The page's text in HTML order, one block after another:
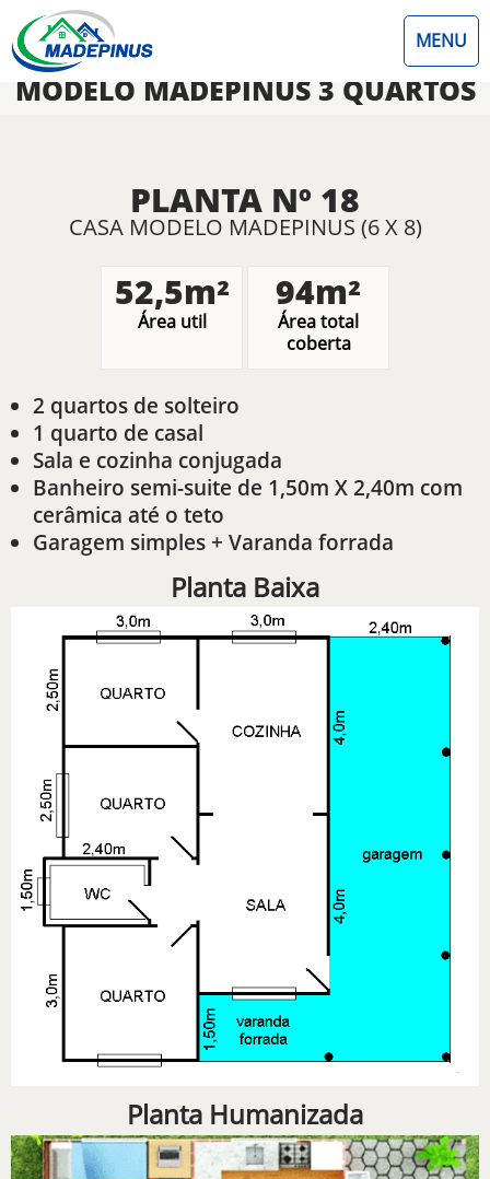
MENU
MODELO MADEPINUS 3 QUARTOS
PLANTA Nº 18
CASA MODELO MADEPINUS (6 X 8)
52,5m²
Área util
94m²
Área total
coberta
2 quartos de solteiro
1 quarto de casal
Sala e cozinha conjugada
Banheiro semi-suite de 1,50m X 2,40m com
cerâmica até o teto
Garagem simples + Varanda forrada
Planta Baixa
Planta Humanizada